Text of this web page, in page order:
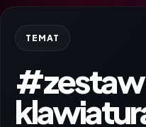
TEMAT
#zestaw